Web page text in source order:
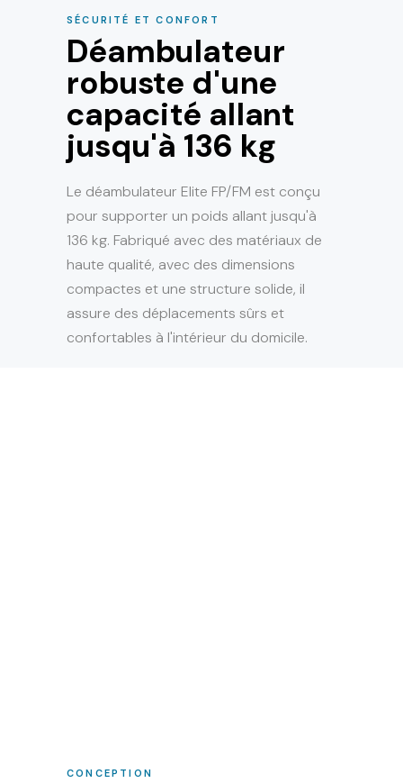
SÉCURITÉ ET CONFORT
Déambulateur
robuste d'une
capacité allant
jusqu'à 136 kg
Le déambulateur Elite FP/FM est conçu
pour supporter un poids allant jusqu'à
136 kg. Fabriqué avec des matériaux de
haute qualité, avec des dimensions
compactes et une structure solide, il
assure des déplacements sûrs et
confortables à l'intérieur du domicile.
CONCEPTION